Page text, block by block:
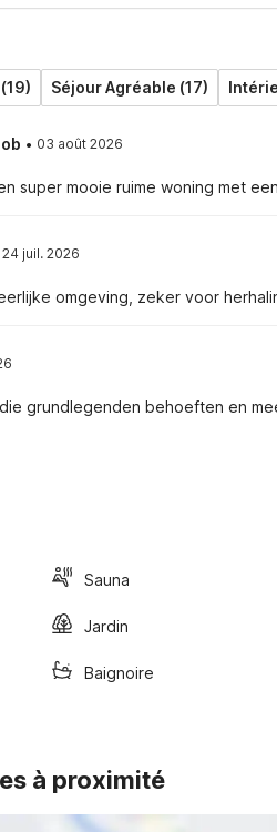
Séjour Agréable (17)
· 03 août 2026
24 juil. 2026
omgeving, zeker voor
grundlegenden behoeften en
Sauna
Jardin
Baignoire
à proximité